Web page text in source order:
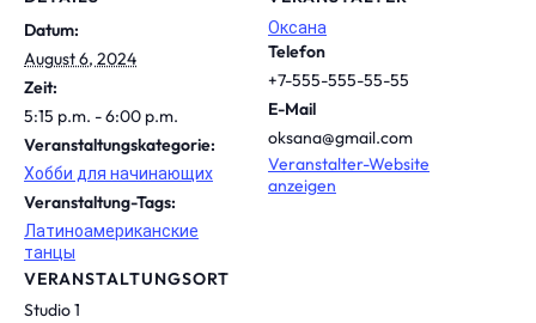
Datum:
August 6, 2024
Zeit:
5:15 p.m. - 6:00 p.m.
Veranstaltungskategorie:
Хобби для начинающих
Veranstaltung-Tags:
Латиноамериканские
танцы
VERANSTALTUNGSORT
Studio 1
Оксана
Telefon
+7-555-555-55-55
E-Mail
oksana@gmail.com
Veranstalter-Website
anzeigen